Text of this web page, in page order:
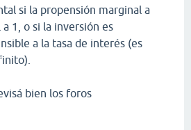
si la propensión marginal a
1, o si la inversión es
a la tasa de interés (es
bien los foros